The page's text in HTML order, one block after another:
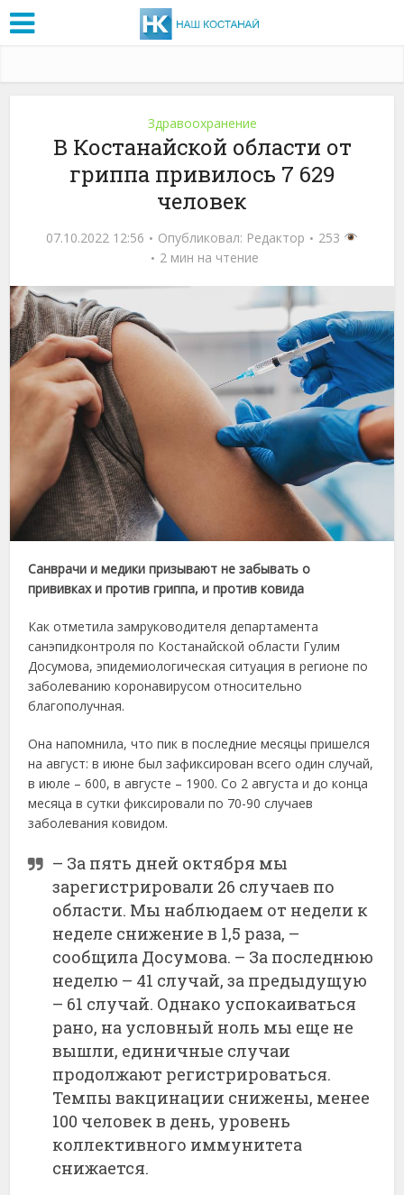
Здравоохранение
В Костанайской области от
гриппа привилось 7 629
человек
07.10.2022 12:56 Опубликовал: Редактор
253
2 мин на чтение
Санврачи и медики призывают не забывать о
прививках и против гриппа, и против ковида
Как отметила замруководителя департамента
санэпидконтроля по Костанайской области Гулим
Досумова, эпидемиологическая ситуация в регионе по
заболеванию коронавирусом относительно
благополучная.
Она напомнила, что пик в последние месяцы пришелся
на август: в июне был зафиксирован всего один случай,
в июле – 600, в августе – 1900. Со 2 августа и до конца
месяца в сутки фиксировали по 70-90 случаев
заболевания ковидом.
– За пять дней октября мы
зарегистрировали 26 случаев по
области. Мы наблюдаем от недели к
неделе снижение в 1,5 раза, –
сообщила Досумова. – За последнюю
неделю – 41 случай, за предыдущую
– 61 случай. Однако успокаиваться
рано, на условный ноль мы еще не
вышли, единичные случаи
продолжают регистрироваться.
Темпы вакцинации снижены, менее
100 человек в день, уровень
коллективного иммунитета
снижается.